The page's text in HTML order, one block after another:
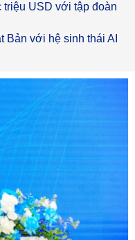
triệu USD với tập đoàn
Bản với hệ sinh thái AI